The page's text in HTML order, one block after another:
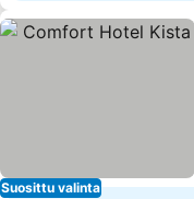
Suosittu valinta